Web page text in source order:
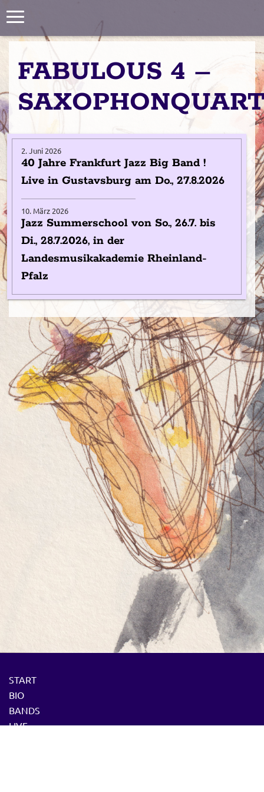
Toggle
navigation
FABULOUS 4 –
2. Juni 2026
40 Jahre Frankfurt Jazz Big Band !
Live in Gustavsburg am Do., 27.8.2026
10. März 2026
Jazz Summerschool von So., 26.7. bis
Di., 28.7.2026, in der
Landesmusikakademie Rheinland-
Pfalz
START
BIO
BANDS
LIVE